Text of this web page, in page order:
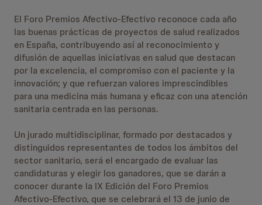
El Foro Premios Afectivo-Efectivo reconoce cada año
las buenas prácticas de proyectos de salud realizados
en España, contribuyendo así al reconocimiento y
difusión de aquellas iniciativas en salud que destacan
por la excelencia, el compromiso con el paciente y la
innovación; y que refuerzan valores imprescindibles
para una medicina más humana y eficaz con una atención
sanitaria centrada en las personas.
Un jurado multidisciplinar, formado por destacados y
distinguidos representantes de todos los ámbitos del
sector sanitario, será el encargado de evaluar las
candidaturas y elegir los ganadores, que se darán a
conocer durante la IX Edición del Foro Premios
Afectivo-Efectivo, que se celebrará el 13 de junio de